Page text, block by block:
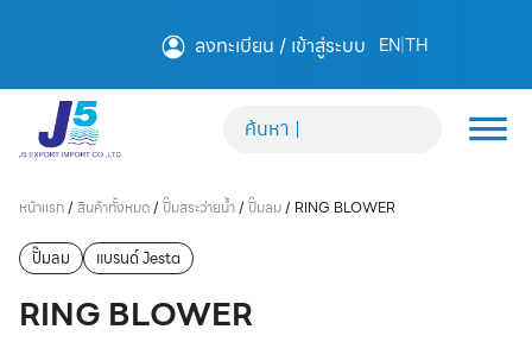
ลงทะเบียน / เข้าสู่ระบบ EN|TH
หน้าแรก/ สินค้าทั้งหมด/ ปั๊มสระว่ายน้ำ/ ปั๊มลม/ RING BLOWER
ปั๊มลม แบรนด์ Jesta
RING BLOWER